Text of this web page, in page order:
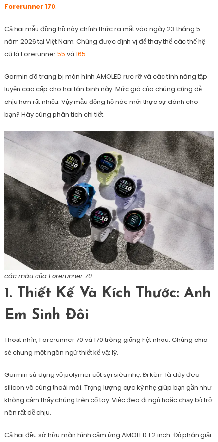
Forerunner 170.
Cả hai mẫu đồng hồ này chính thức ra mắt vào ngày 23 tháng 5
năm 2026 tại Việt Nam. Chúng được định vị để thay thế các thế hệ
cũ là Forerunner55 và 165.
Garmin đã trang bị màn hình AMOLED rực rỡ và các tính năng tập
luyện cao cấp cho hai tân binh này. Mức giá của chúng cũng dễ
chịu hơn rất nhiều. Vậy mẫu đồng hồ nào mới thực sự dành cho
bạn? Hãy cùng phân tích chi tiết.
các màu của Forerunner 70
1. Thiết Kế Và Kích Thước: Anh
Em Sinh Đôi
Thoạt nhìn, Forerunner 70 và 170 trông giống hệt nhau. Chúng chia
sẻ chung một ngôn ngữ thiết kế vật lý.
Garmin sử dụng vỏ polymer cốt sợi siêu nhẹ. Đi kèm là dây đeo
silicon vô cùng thoải mái. Trọng lượng cực kỳ nhẹ giúp bạn gần như
không cảm thấy chúng trên cổ tay. Việc đeo đi ngủ hoặc chạy bộ trở
nên rất dễ chịu.
Cả hai đều sở hữu màn hình cảm ứng AMOLED 1.2 inch. Độ phân giải